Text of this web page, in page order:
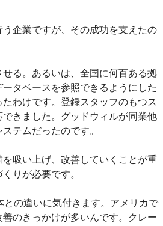
企業ですが、その成功を支えたの
る。あるいは、全国に何百ある拠
タベースを参照できるようにした
わけです。登録スタッフのもつス
きました。グッドウィルが同業他
テムだったのです。
吸い上げ、改善していくことが重
りが必要です。
の違いに気付きます。アメリカで
のきっかけが多いんです。クレー